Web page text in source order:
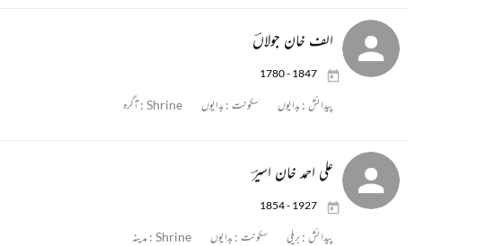
الف خان جولاںؔ
1780 - 1847
پیدائش : بدایوں سکونت : بدایوں Shrine : آگرہ
علی احمد خان اسیرؔ
1854 - 1927
پیدائش :بریلی سکونت : بدایوں Shrine : مدینہ